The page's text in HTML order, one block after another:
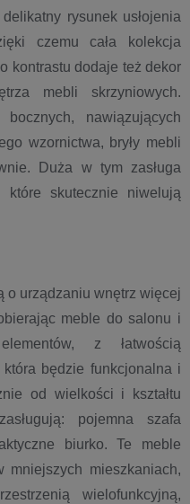
rysunek usłojenia
czemu cała kolekcja
kontrastu dodaje też dekor
mebli skrzyniowych.
nawiązujących
wzornictwa, bryły mebli
Duża w tym zasługa
które skutecznie niwelują
o urządzaniu wnętrz więcej
meble do salonu i
z łatwością
będzie funkcjonalna i
od wielkości i kształtu
pojemna szafa
biurko. Te meble
mieszkaniach,
wielofunkcyjną,